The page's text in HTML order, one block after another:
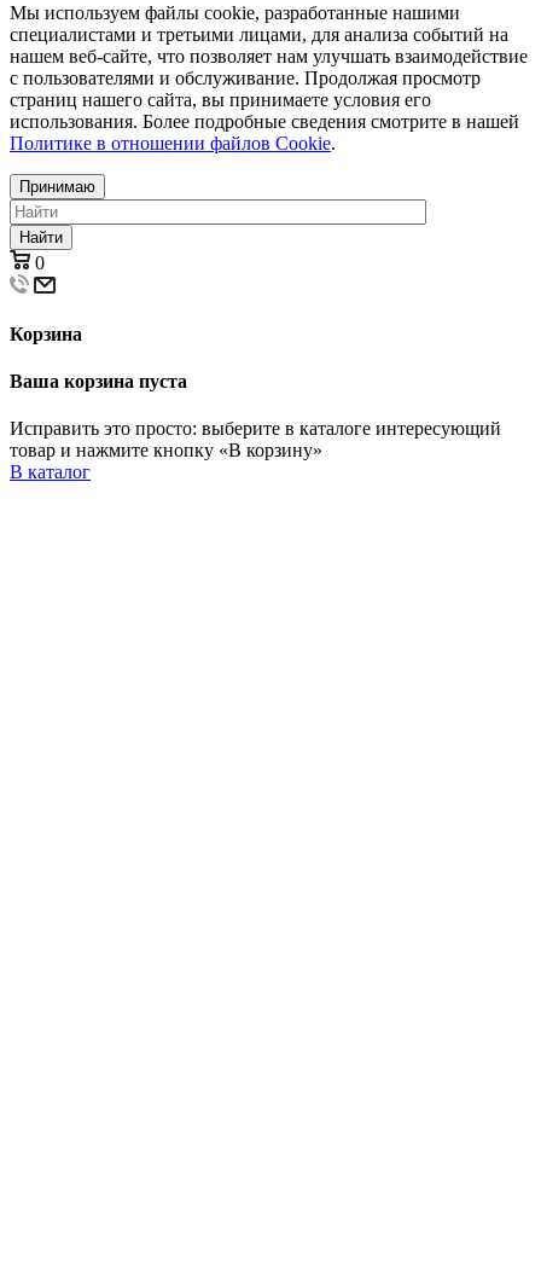
Мы используем файлы cookie, разработанные нашими
специалистами и третьими лицами, для анализа событий на
нашем веб-сайте, что позволяет нам улучшать взаимодействие
с пользователями и обслуживание. Продолжая просмотр
страниц нашего сайта, вы принимаете условия его
использования. Более подробные сведения смотрите в нашей
Политике в отношении файлов Cookie.
Принимаю
Найти
0
Корзина
Ваша корзина пуста
Исправить это просто: выберите в каталоге интересующий
товар и нажмите кнопку «В корзину»
В каталог